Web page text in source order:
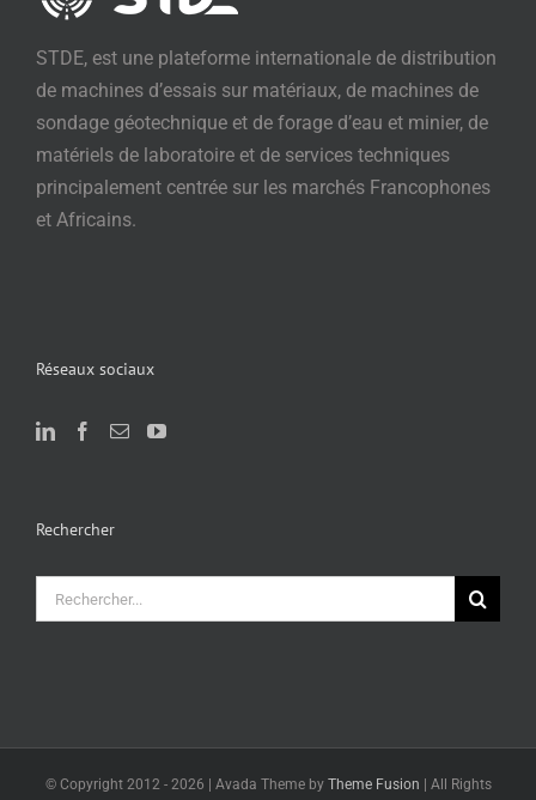
STDE, est une plateforme internationale de distribution
de machines d’essais sur matériaux, de machines de
sondage géotechnique et de forage d’eau et minier, de
matériels de laboratoire et de services techniques
principalement centrée sur les marchés Francophones
et Africains.
Réseaux sociaux
Rechercher
Rechercher:
© Copyright 2012 - 2026 | Avada Theme by Theme Fusion | All Rights